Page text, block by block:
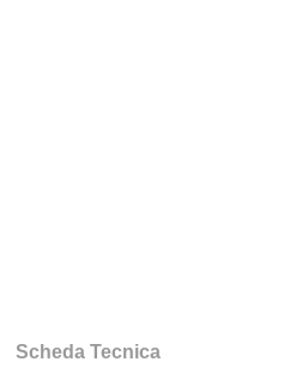
Scheda Tecnica